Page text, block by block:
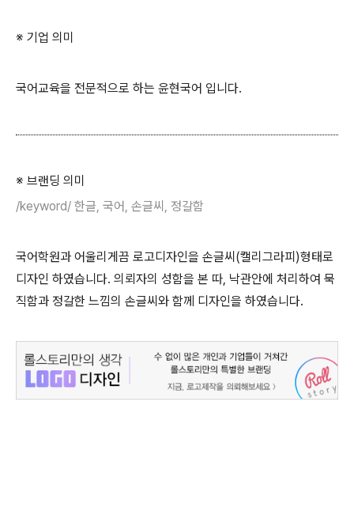
※ 기업 의미
국어교육을 전문적으로 하는 윤현국어 입니다.
※ 브랜딩 의미
/keyword/ 한글, 국어, 손글씨, 정갈함
국어학원과 어울리게끔 로고디자인을 손글씨(캘리그라피)형태로
디자인 하였습니다. 의뢰자의 성함을 본 따, 낙관안에 처리하여 묵
직함과 정갈한 느낌의 손글씨와 함께 디자인을 하였습니다.